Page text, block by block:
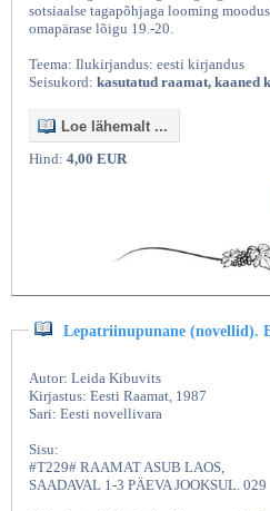
sotsiaalse tagapõhjaga looming
omapärase lõigu 19.-20.
Teema: Ilukirjandus: eesti kirjandus
Seisukord: kasutatud raamat, kaaned
Loe lähemalt ...
Hind: 4,00 EUR
Lepatriinupunane (novellid).
Autor: Leida Kibuvits
Kirjastus: Eesti Raamat, 1987
Sari: Eesti novellivara
Sisu:
#T229# RAAMAT ASUB LAOS,
SAADAVAL 1-3 PÄEVA JOOKSUL. 029